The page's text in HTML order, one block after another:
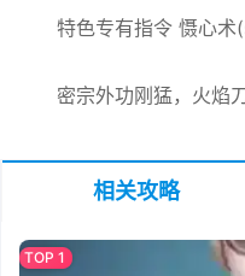
特色专有指令 慑心术
密宗外功刚猛，火焰
相关攻略